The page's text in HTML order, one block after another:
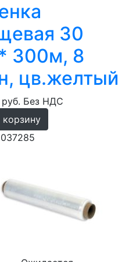
30
300м, 8
цв.желтый
Без НДС